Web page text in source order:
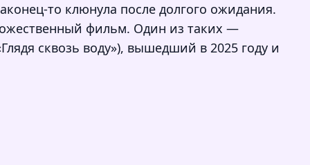
то клюнула после долгого ожидания.
фильм. Один из таких —
сквозь воду»), вышедший в 2025 году и